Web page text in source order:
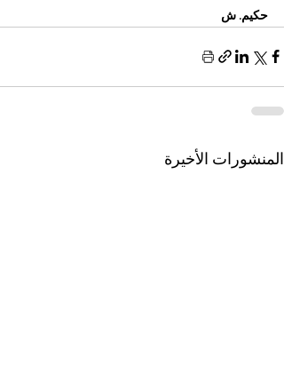
حكيم. ش
المنشورات الأخيرة